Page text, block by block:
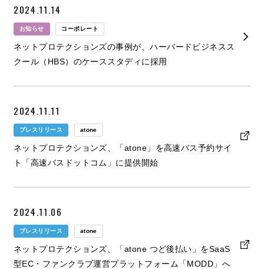
2024.11.14
お知らせ コーポレート
ネットプロテクションズの事例が、ハーバードビジネスス
クール（HBS）のケーススタディに採用
2024.11.11
プレスリリース atone
ネットプロテクションズ、「atone」を高速バス予約サイ
ト「高速バスドットコム」に提供開始
2024.11.06
プレスリリース atone
ネットプロテクションズ、「atone つど後払い」をSaaS
型EC・ファンクラブ運営プラットフォーム「MODD」へ